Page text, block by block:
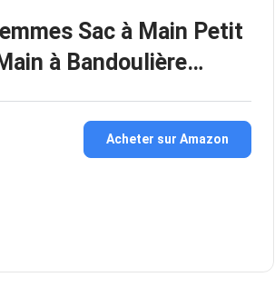
Sac à Main Petit
à Bandoulière…
Acheter sur Amazon